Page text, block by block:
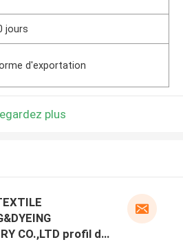
jours
d'exportation
plus
CO.,LTD profil du